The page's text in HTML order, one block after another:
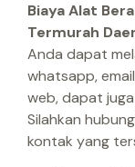
Biaya Alat
Termurah
Anda dapat
whatsapp,
web, dapat
Silahkan
kontak yang